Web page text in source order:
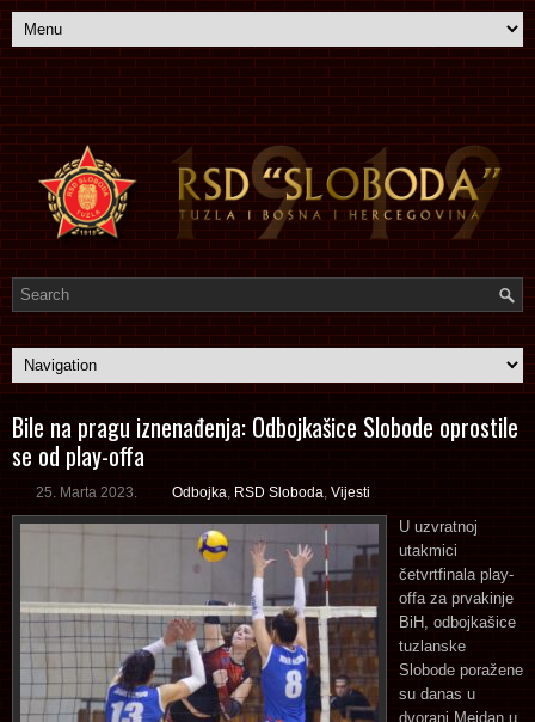
Bile na pragu iznenađenja: Odbojkašice Slobode oprostile
se od play-offa
25. Marta 2023. Odbojka RSD Sloboda Vijesti
U uzvratnoj
utakmici
četvrtfinala play-
offa za prvakinje
BiH, odbojkašice
tuzlanske
Slobode poražene
su danas u
dvorani Mejdan u